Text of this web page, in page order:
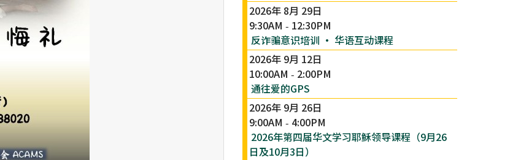
2026年 8月 29日
9:30AM - 12:30PM
反诈骗意识培训 · 华语互动课程
2026年 9月 12日
10:00AM - 2:00PM
通往爱的GPS
2026年 9月 26日
9:00AM - 4:00PM
2026年第四届华文学习耶稣领导课程（9月26
日及10月3日）